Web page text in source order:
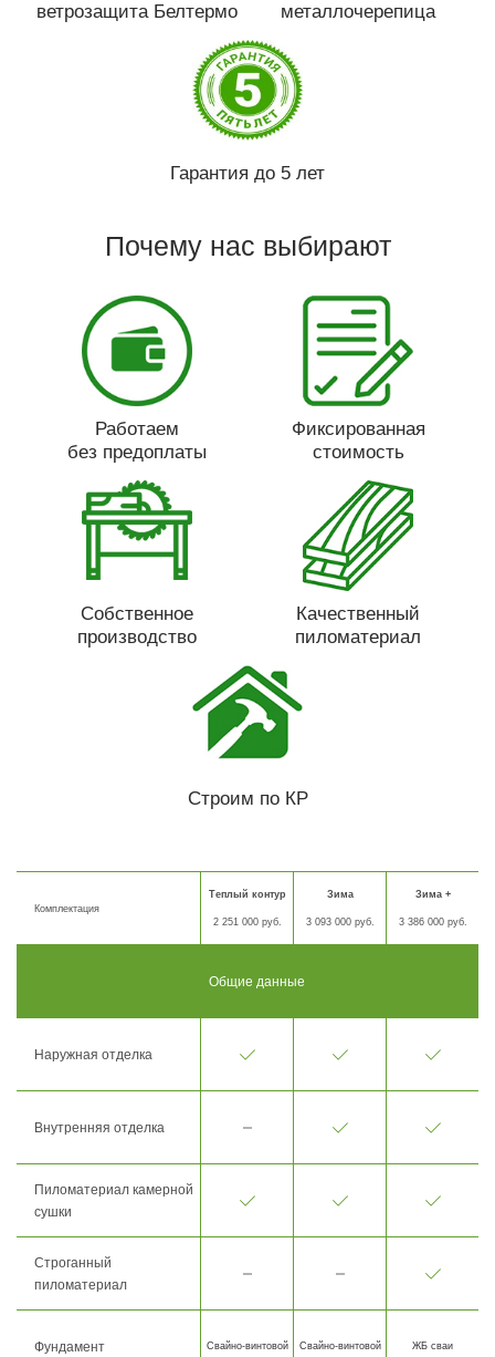
ветрозащита Белтермо
металлочерепица
Гарантия до 5 лет
Почему нас выбирают
Работаем
без предоплаты
Фиксированная
стоимость
Собственное
производство
Качественный
пиломатериал
Строим по КР
Комплектация
Теплый контур
2 251 000 руб.
Зима
3 093 000 руб.
Зима +
3 386 000 руб.
Общие данные
Наружная отделка
Внутренняя отделка
Пиломатериал камерной
сушки
Строганный
пиломатериал
Фундамент Свайно-винтовой Свайно-винтовой ЖБ сваи